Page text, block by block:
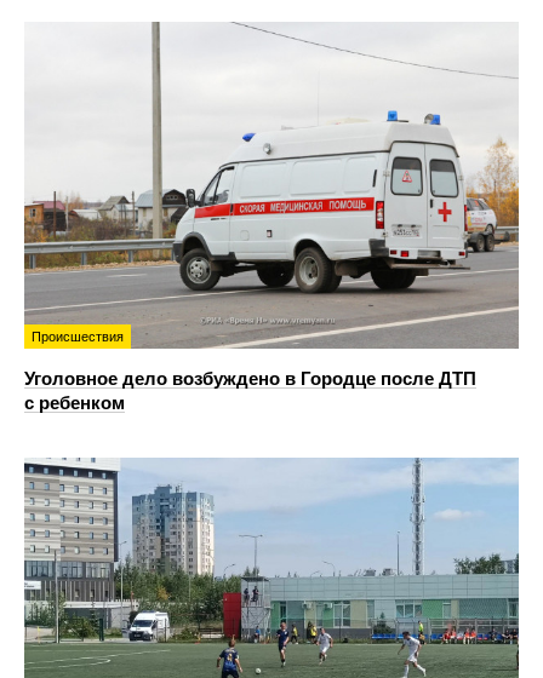
Происшествия
Уголовное дело возбуждено в Городце после ДТП
с ребенком